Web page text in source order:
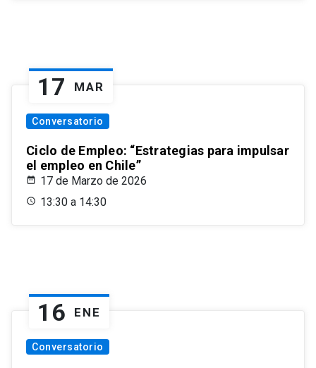
17 MAR
Conversatorio
Ciclo de Empleo: “Estrategias para impulsar
el empleo en Chile”
17 de Marzo de 2026
13:30 a 14:30
16 ENE
Conversatorio